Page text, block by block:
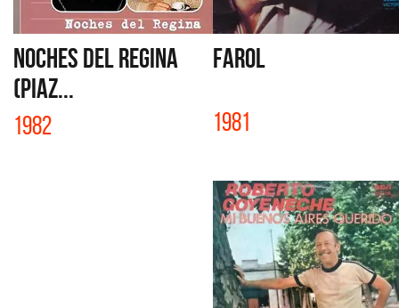
NOCHES DEL REGINA
(PIAZ...
1982
FAROL
1981